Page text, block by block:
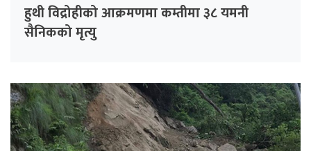
हुथी विद्रोहीको आक्रमणमा कम्तीमा ३८ यमनी
सैनिकको मृत्यु